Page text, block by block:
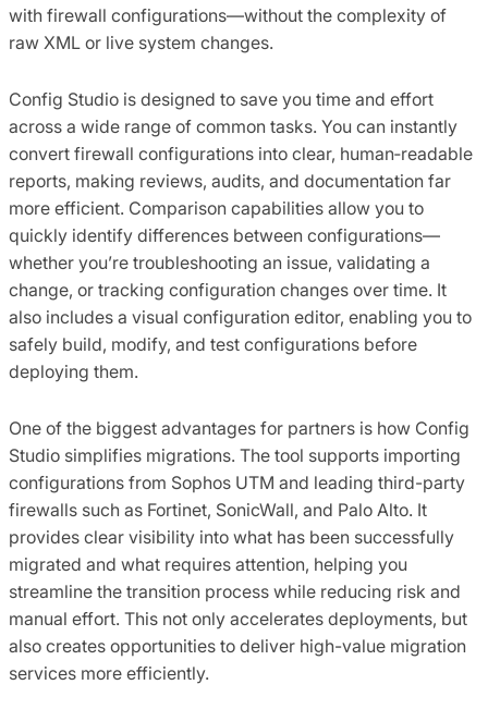
with firewall configurations—without the complexity of
raw XML or live system changes.
Config Studio is designed to save you time and effort
across a wide range of common tasks. You can instantly
convert firewall configurations into clear, human‑readable
reports, making reviews, audits, and documentation far
more efficient. Comparison capabilities allow you to
quickly identify differences between configurations—
whether you’re troubleshooting an issue, validating a
change, or tracking configuration changes over time. It
also includes a visual configuration editor, enabling you to
safely build, modify, and test configurations before
deploying them.
One of the biggest advantages for partners is how Config
Studio simplifies migrations. The tool supports importing
configurations from Sophos UTM and leading third-party
firewalls such as Fortinet, SonicWall, and Palo Alto. It
provides clear visibility into what has been successfully
migrated and what requires attention, helping you
streamline the transition process while reducing risk and
manual effort. This not only accelerates deployments, but
also creates opportunities to deliver high-value migration
services more efficiently.